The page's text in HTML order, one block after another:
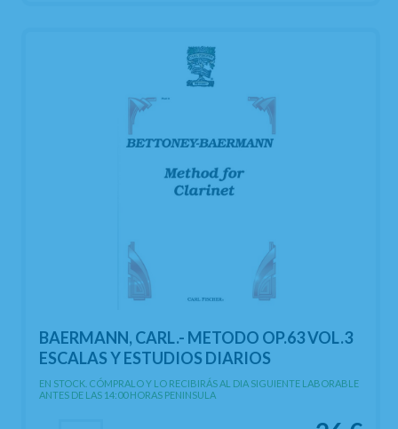
BAERMANN, CARL.- METODO OP.63 VOL.3
ESCALAS Y ESTUDIOS DIARIOS
EN STOCK. CÓMPRALO Y LO RECIBIRÁS AL DIA SIGUIENTE LABORABLE
ANTES DE LAS 14:00 HORAS PENINSULA